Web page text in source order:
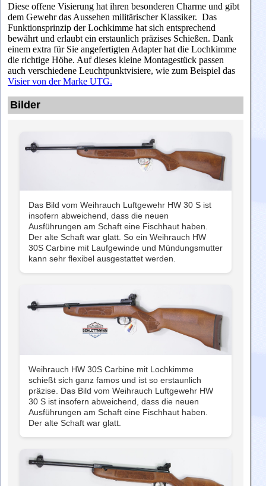
Diese offene Visierung hat ihren besonderen Charme und gibt
dem Gewehr das Aussehen militärischer Klassiker. Das
Funktionsprinzip der Lochkimme hat sich entsprechend
bewährt und erlaubt ein erstaunlich präzises Schießen. Dank
einem extra für Sie angefertigten Adapter hat die Lochkimme
die richtige Höhe. Auf dieses kleine Montagestück passen
auch verschiedene Leuchtpunktvisiere, wie zum Beispiel das
Visier von der Marke UTG.
Bilder
Das Bild vom Weihrauch Luftgewehr HW 30 S ist
insofern abweichend, dass die neuen
Ausführungen am Schaft eine Fischhaut haben.
Der alte Schaft war glatt. So ein Weihrauch HW
30S Carbine mit Laufgewinde und Mündungsmutter
kann sehr flexibel ausgestattet werden.
Weihrauch HW 30S Carbine mit Lochkimme
schießt sich ganz famos und ist so erstaunlich
präzise. Das Bild vom Weihrauch Luftgewehr HW
30 S ist insofern abweichend, dass die neuen
Ausführungen am Schaft eine Fischhaut haben.
Der alte Schaft war glatt.